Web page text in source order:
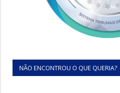
NÃO ENCONTROU O QUE QUERIA?